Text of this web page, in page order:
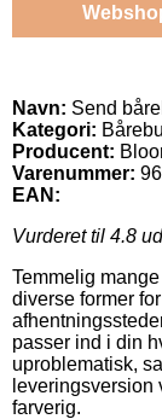
Navn: Send
Kategori:
Producent:
Varenummer:
EAN:
Vurderet til 4.8
Temmelig
diverse former
passer ind i din
uproblematisk,
leveringsversion
farverig.